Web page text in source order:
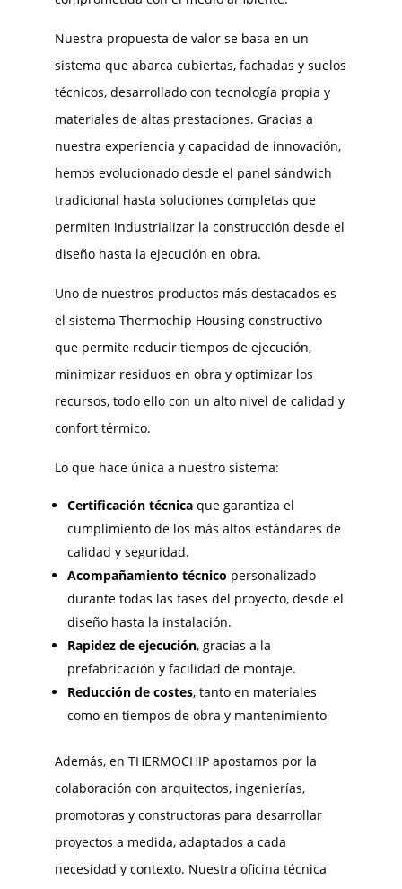
Nuestra propuesta de valor se basa en un
sistema que abarca cubiertas, fachadas y suelos
técnicos, desarrollado con tecnología propia y
materiales de altas prestaciones. Gracias a
nuestra experiencia y capacidad de innovación,
hemos evolucionado desde el panel sándwich
tradicional hasta soluciones completas que
permiten industrializar la construcción desde el
diseño hasta la ejecución en obra.
Uno de nuestros productos más destacados es
el sistema Thermochip Housing constructivo
que permite reducir tiempos de ejecución,
minimizar residuos en obra y optimizar los
recursos, todo ello con un alto nivel de calidad y
confort térmico.
Lo que hace única a nuestro sistema:
Certificación técnicaque garantiza el
cumplimiento de los más altos estándares de
calidad y seguridad.
Acompañamiento técnico personalizado
durante todas las fases del proyecto, desde el
diseño hasta la instalación.
Rapidez de ejecución, gracias a la
prefabricación y facilidad de montaje.
Reducción de costes, tanto en materiales
como en tiempos de obra y mantenimiento
Además, en THERMOCHIP apostamos por la
colaboración con arquitectos, ingenierías,
promotoras y constructoras para desarrollar
proyectos a medida, adaptados a cada
necesidad y contexto. Nuestra oficina técnica